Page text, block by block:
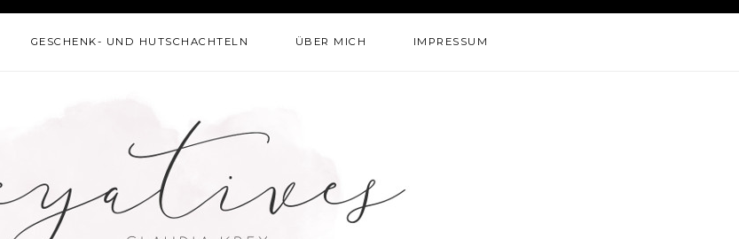
GESCHENK- UND HUTSCHACHTELN ÜBER MICH IMPRESSUM